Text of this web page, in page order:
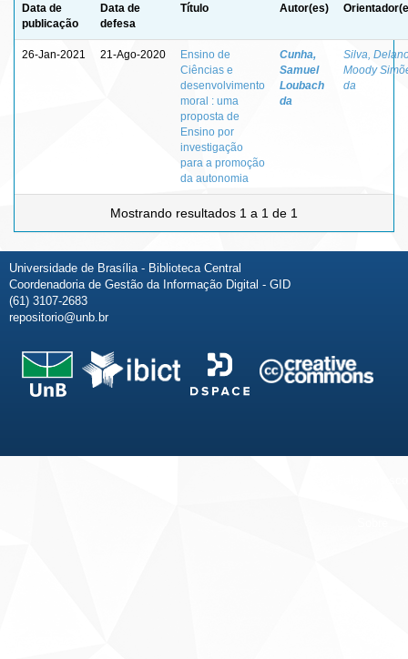
Data de
publicação
Data de
defesa
Título Autor(es)
26-Jan-2021 21-Ago-2020
Ensino de
Ciências e
desenvolvimento
moral : uma
proposta de
Ensino por
investigação
para a promoção
da autonomia
Cunha,
Samuel
Loubach
da
Silva,
Moody
da
Mostrando resultados 1 a 1 de 1
Universidade de Brasília - Biblioteca Central
Coordenadoria de Gestão da Informação Digital - GID
(61) 3107-2683
repositorio@unb.br